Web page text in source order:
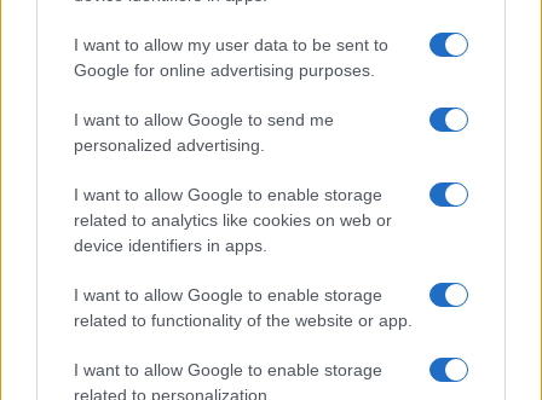
I want to allow my user data to be sent to
Google for online advertising purposes.
I want to allow Google to send me
personalized advertising.
I want to allow Google to enable storage
related to analytics like cookies on web or
device identifiers in apps.
I want to allow Google to enable storage
related to functionality of the website or app.
I want to allow Google to enable storage
related to personalization.
ce
b
o
o
k
it
te
r
te
re
st
at
s
A
p
p
a
re
Articolo precedente
Prossimo articolo
Incidente sulla strada provinciale ad Arzachena,
un ferito
Sangue, musica e solidarietà con Avis Olbia al
Delta Center